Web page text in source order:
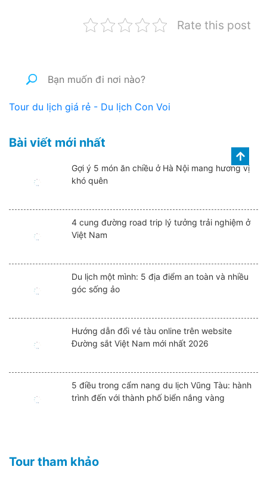
Rate this post
Tour du lịch giá rẻ - Du lịch Con Voi
Bài viết mới nhất
Gợi ý 5 món ăn chiều ở Hà Nội mang hương vị
khó quên
4 cung đường road trip lý tưởng trải nghiệm ở
Việt Nam
Du lịch một mình: 5 địa điểm an toàn và nhiều
góc sống ảo
Hướng dẫn đổi vé tàu online trên website
Đường sắt Việt Nam mới nhất 2026
5 điều trong cẩm nang du lịch Vũng Tàu: hành
trình đến với thành phố biển nắng vàng
Tour tham khảo